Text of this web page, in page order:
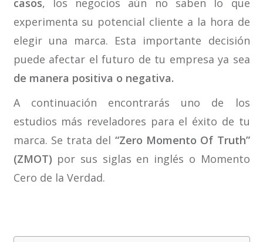
casos, los negocios aún no saben lo que
experimenta su potencial cliente a la hora de
elegir una marca. Esta importante decisión
puede afectar el futuro de tu empresa ya sea
de manera positiva o negativa.
A continuación encontrarás uno de los
estudios más reveladores para el éxito de tu
marca. Se trata del “Zero Momento Of Truth”
(ZMOT) por sus siglas en inglés o Momento
Cero de la Verdad.